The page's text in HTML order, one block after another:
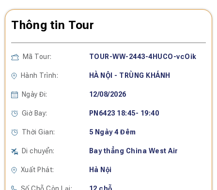
Thông tin Tour
Mã Tour: TOUR-WW-2443-4HUCO-vcOik
Hành Trình: HÀ NỘI - TRÙNG KHÁNH
Ngày Đi: 12/08/2026
Giờ Bay: PN6423 18:45- 19:40
Thời Gian: 5 Ngày 4 Đêm
Di chuyển: Bay thẳng China West Air
Xuất Phát: Hà Nội